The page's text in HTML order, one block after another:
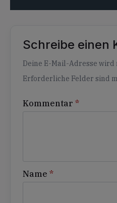
Schreibe einen
Deine E-Mail-Adresse
Erforderliche Felder sind
Kommentar *
Name *
Alternative: